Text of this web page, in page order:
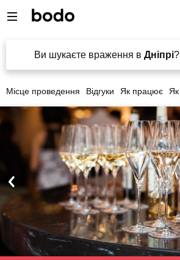
Ви шукаєте враження в Дніпрі?
Місце проведення Відгуки Як працює